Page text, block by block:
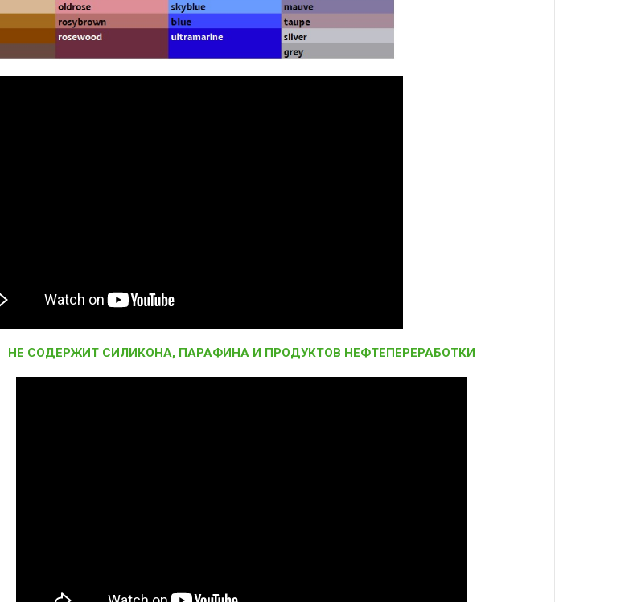
НЕ СОДЕРЖИТ СИЛИКОНА, ПАРАФИНА И ПРОДУКТОВ НЕФТЕПЕРЕРАБОТКИ